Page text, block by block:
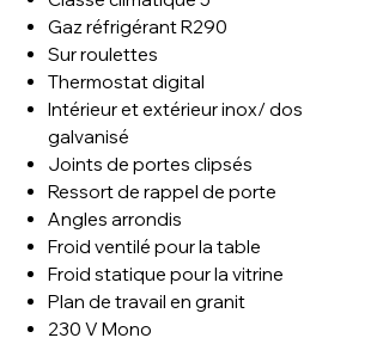
Gaz réfrigérant R290
Sur roulettes
Thermostat digital
Intérieur et extérieur inox/ dos
galvanisé
Joints de portes clipsés
Ressort de rappel de porte
Angles arrondis
Froid ventilé pour la table
Froid statique pour la vitrine
Plan de travail en granit
230 V Mono